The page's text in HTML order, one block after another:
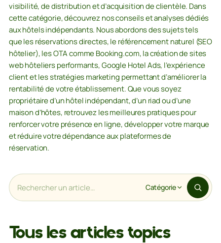
visibilité, de distribution et d’acquisition de clientèle. Dans
cette catégorie, découvrez nos conseils et analyses dédiés
aux hôtels indépendants. Nous abordons des sujets tels
que les réservations directes, le référencement naturel (SEO
hôtelier), les OTA comme Booking.com, la création de sites
web hôteliers performants, Google Hotel Ads, l’expérience
client et les stratégies marketing permettant d’améliorer la
rentabilité de votre établissement. Que vous soyez
propriétaire d’un hôtel indépendant, d’un riad ou d’une
maison d’hôtes, retrouvez les meilleures pratiques pour
renforcer votre présence en ligne, développer votre marque
et réduire votre dépendance aux plateformes de
réservation.
Catégorie
Tous les articles topics